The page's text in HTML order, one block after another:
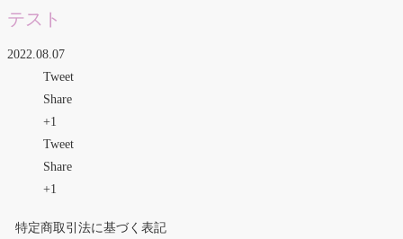
テスト
2022.08.07
Tweet
Share
+1
Tweet
Share
+1
特定商取引法に基づく表記